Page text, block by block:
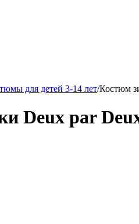
для детей 3-14 лет/Костюм
Deux par